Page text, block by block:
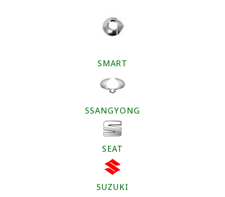
SMART
SSANGYONG
SEAT
SUZUKI